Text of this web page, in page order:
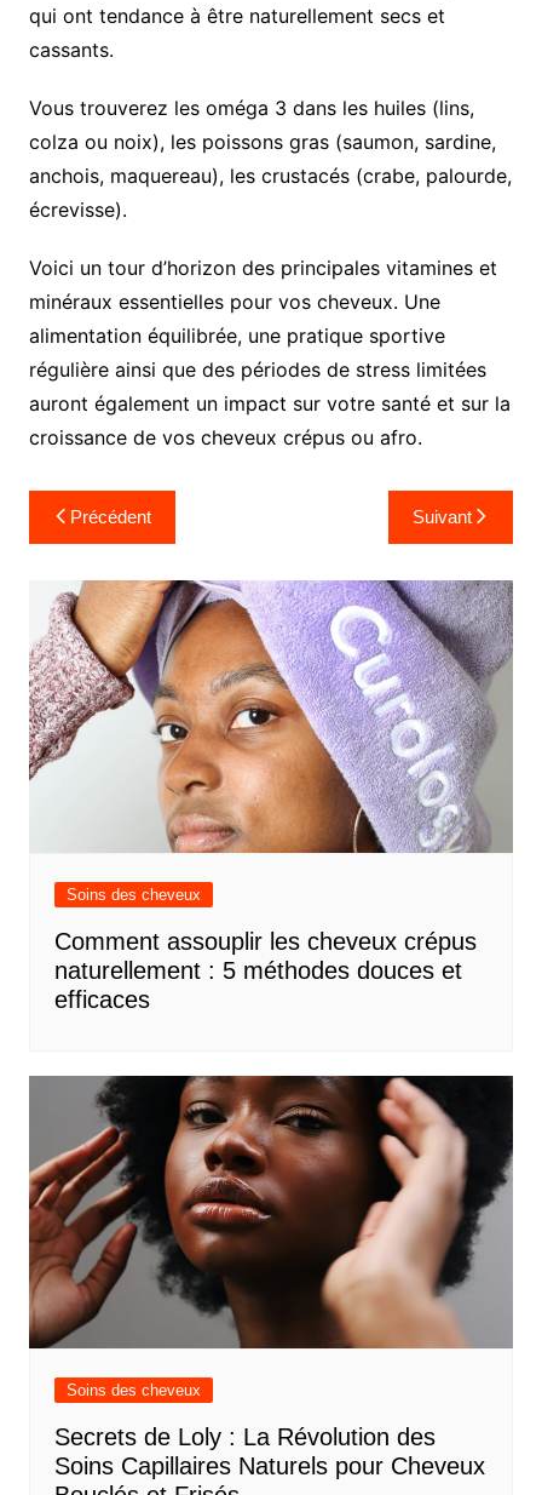
qui ont tendance à être naturellement secs et
cassants.
Vous trouverez les oméga 3 dans les huiles (lins,
colza ou noix), les poissons gras (saumon, sardine,
anchois, maquereau), les crustacés (crabe, palourde,
écrevisse).
Voici un tour d’horizon des principales vitamines et
minéraux essentielles pour vos cheveux. Une
alimentation équilibrée, une pratique sportive
régulière ainsi que des périodes de stress limitées
auront également un impact sur votre santé et sur la
croissance de vos cheveux crépus ou afro.
Navigation
de
l’article
Précédent Suivant
Soins des cheveux
Comment assouplir les cheveux crépus
naturellement : 5 méthodes douces et
efficaces
Soins des cheveux
Secrets de Loly : La Révolution des
Soins Capillaires Naturels pour Cheveux